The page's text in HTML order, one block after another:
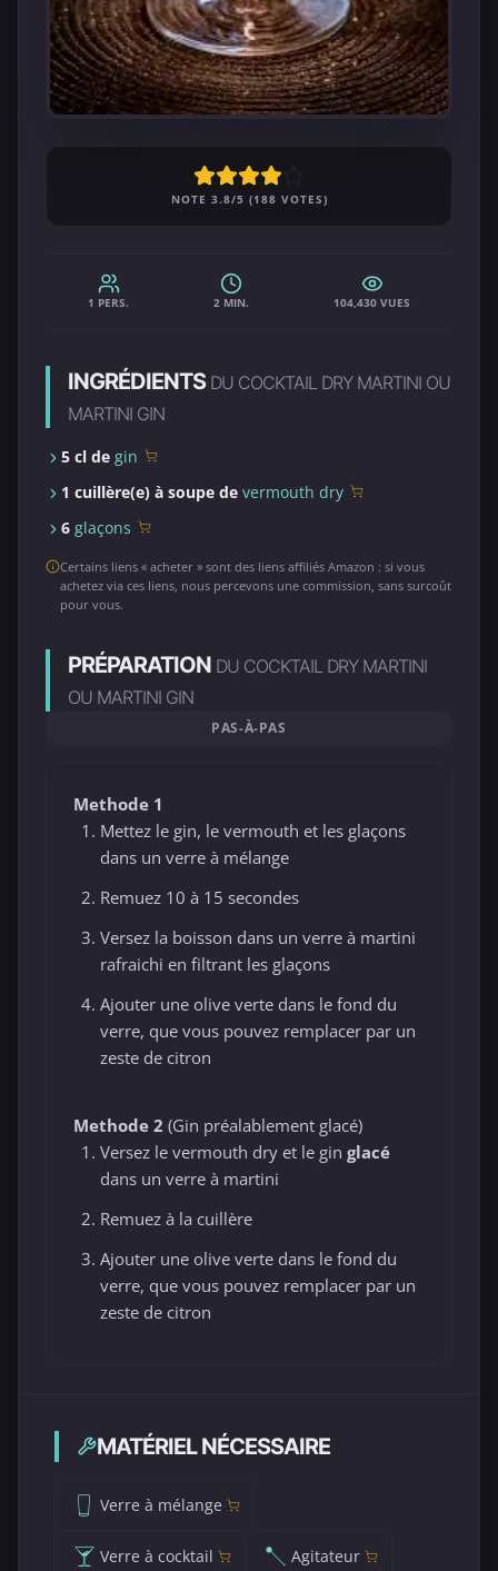
NOTE 3.8/5 (188 VOTES)
1 PERS. 2 MIN. 104,430 VUES
INGRÉDIENTS DU COCKTAIL DRY MARTINI OU
MARTINI GIN
5 cl de gin
1 cuillère(e) à soupe de vermouth dry
6 glaçons
Certains liens « acheter » sont des liens affiliés Amazon : si vous
achetez via ces liens, nous percevons une commission, sans surcoût
pour vous.
PRÉPARATION DU COCKTAIL DRY MARTINI
OU MARTINI GIN
PAS-À-PAS
Methode 1
Mettez le gin, le vermouth et les glaçons
dans un verre à mélange
Remuez 10 à 15 secondes
Versez la boisson dans un verre à martini
rafraichi en filtrant les glaçons
Ajouter une olive verte dans le fond du
verre, que vous pouvez remplacer par un
zeste de citron
Methode 2 (Gin préalablement glacé)
Versez le vermouth dry et le gin glacé
dans un verre à martini
Remuez à la cuillère
Ajouter une olive verte dans le fond du
verre, que vous pouvez remplacer par un
zeste de citron
MATÉRIEL NÉCESSAIRE
Verre à mélange
Verre à cocktail Agitateur